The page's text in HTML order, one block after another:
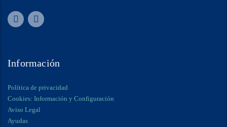
Información
Política de privacidad
Cookies: Información y Configuración
Aviso Legal
Ayudas